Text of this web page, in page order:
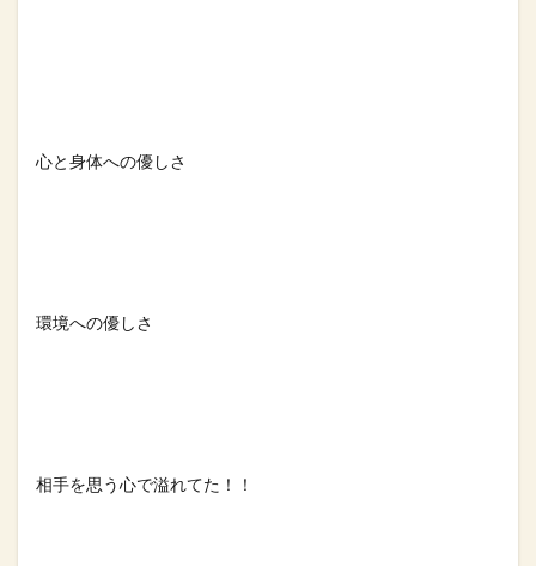
心と身体への優しさ⁡
環境への優しさ⁡
相手を思う心で溢れてた！！⁡